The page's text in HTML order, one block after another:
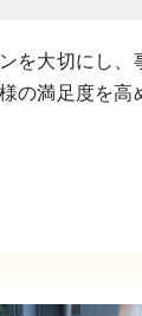
を大切にし
の満足度を